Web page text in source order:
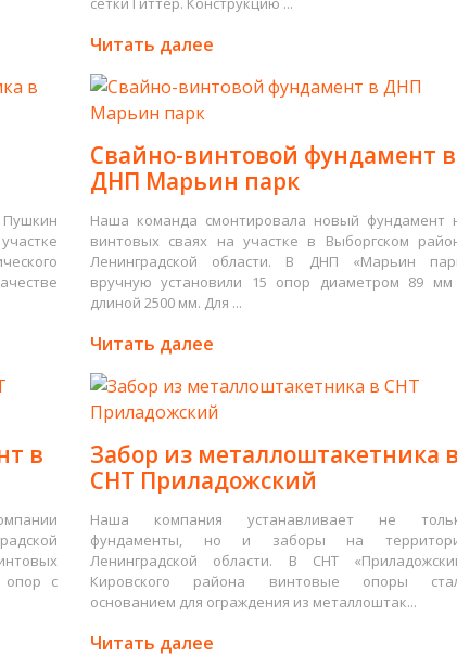
Читать далее
Свайно-винтовой фундамент в
ДНП Марьин парк
Наша команда смонтировала новый фундамент
винтовых сваях на участке в Выборгском
Ленинградской области. В ДНП «Марьин
вручную установили 15 опор диаметром 89
длиной 2500 мм. Для ...
Читать далее
в
опор с
Забор из металлоштакетника в
СНТ Приладожский
Наша компания устанавливает не
фундаменты, но и заборы на
Ленинградской области. В СНТ
Кировского района винтовые опоры
основанием для ограждения из металлоштак...
Читать далее